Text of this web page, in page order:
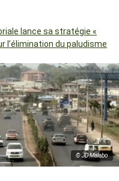
lance sa stratégie «
l’élimination du paludisme
© JD Malabo